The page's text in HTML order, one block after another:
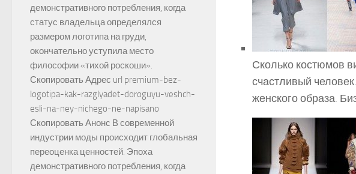
Сколько костюмов
счастливый
женского образа.
демонстративного потребления, когда
статус владельца определялся
размером логотипа на груди,
окончательно уступила место
философии «тихой роскоши».
Скопировать Адрес url premium-bez-
logotipa-kak-razglyadet-doroguyu-veshch-
esli-na-ney-nichego-ne-napisano
Скопировать Анонс В современной
индустрии моды происходит глобальная
переоценка ценностей. Эпоха
демонстративного потребления, когда